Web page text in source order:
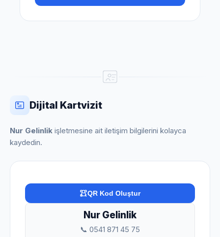
Dijital Kartvizit
Nur Gelinlik işletmesine ait iletişim bilgilerini kolayca
kaydedin.
QR Kod Oluştur
Nur Gelinlik
📞 0541 871 45 75